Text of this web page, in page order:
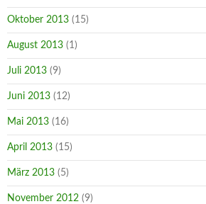
Oktober 2013 (15)
August 2013 (1)
Juli 2013 (9)
Juni 2013 (12)
Mai 2013 (16)
April 2013 (15)
März 2013 (5)
November 2012 (9)